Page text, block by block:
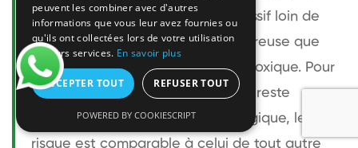
taille mais relativement peu agressif loin de
son nid. Sa piqûre est plus douloureuse que
celle d'une guêpe sans être plus toxique. Pour
une personne non allergique, elle reste
bénigne. Pour une personne allergique, le
risque est comparable à celui de tout autre
peuvent les combiner avec d'autres
informations que vous leur avez fournies ou
qu'ils ont collectées lors de votre utilisation
de leurs services. En savoir plus
ACCEPTER TOUT REFUSER TOUT
POWERED BY COOKIESCRIPT